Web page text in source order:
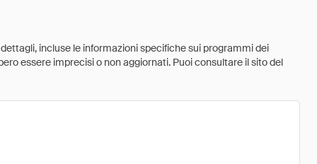
incluse le informazioni specifiche sui programmi dei
essere imprecisi o non aggiornati. Puoi consultare il sito del